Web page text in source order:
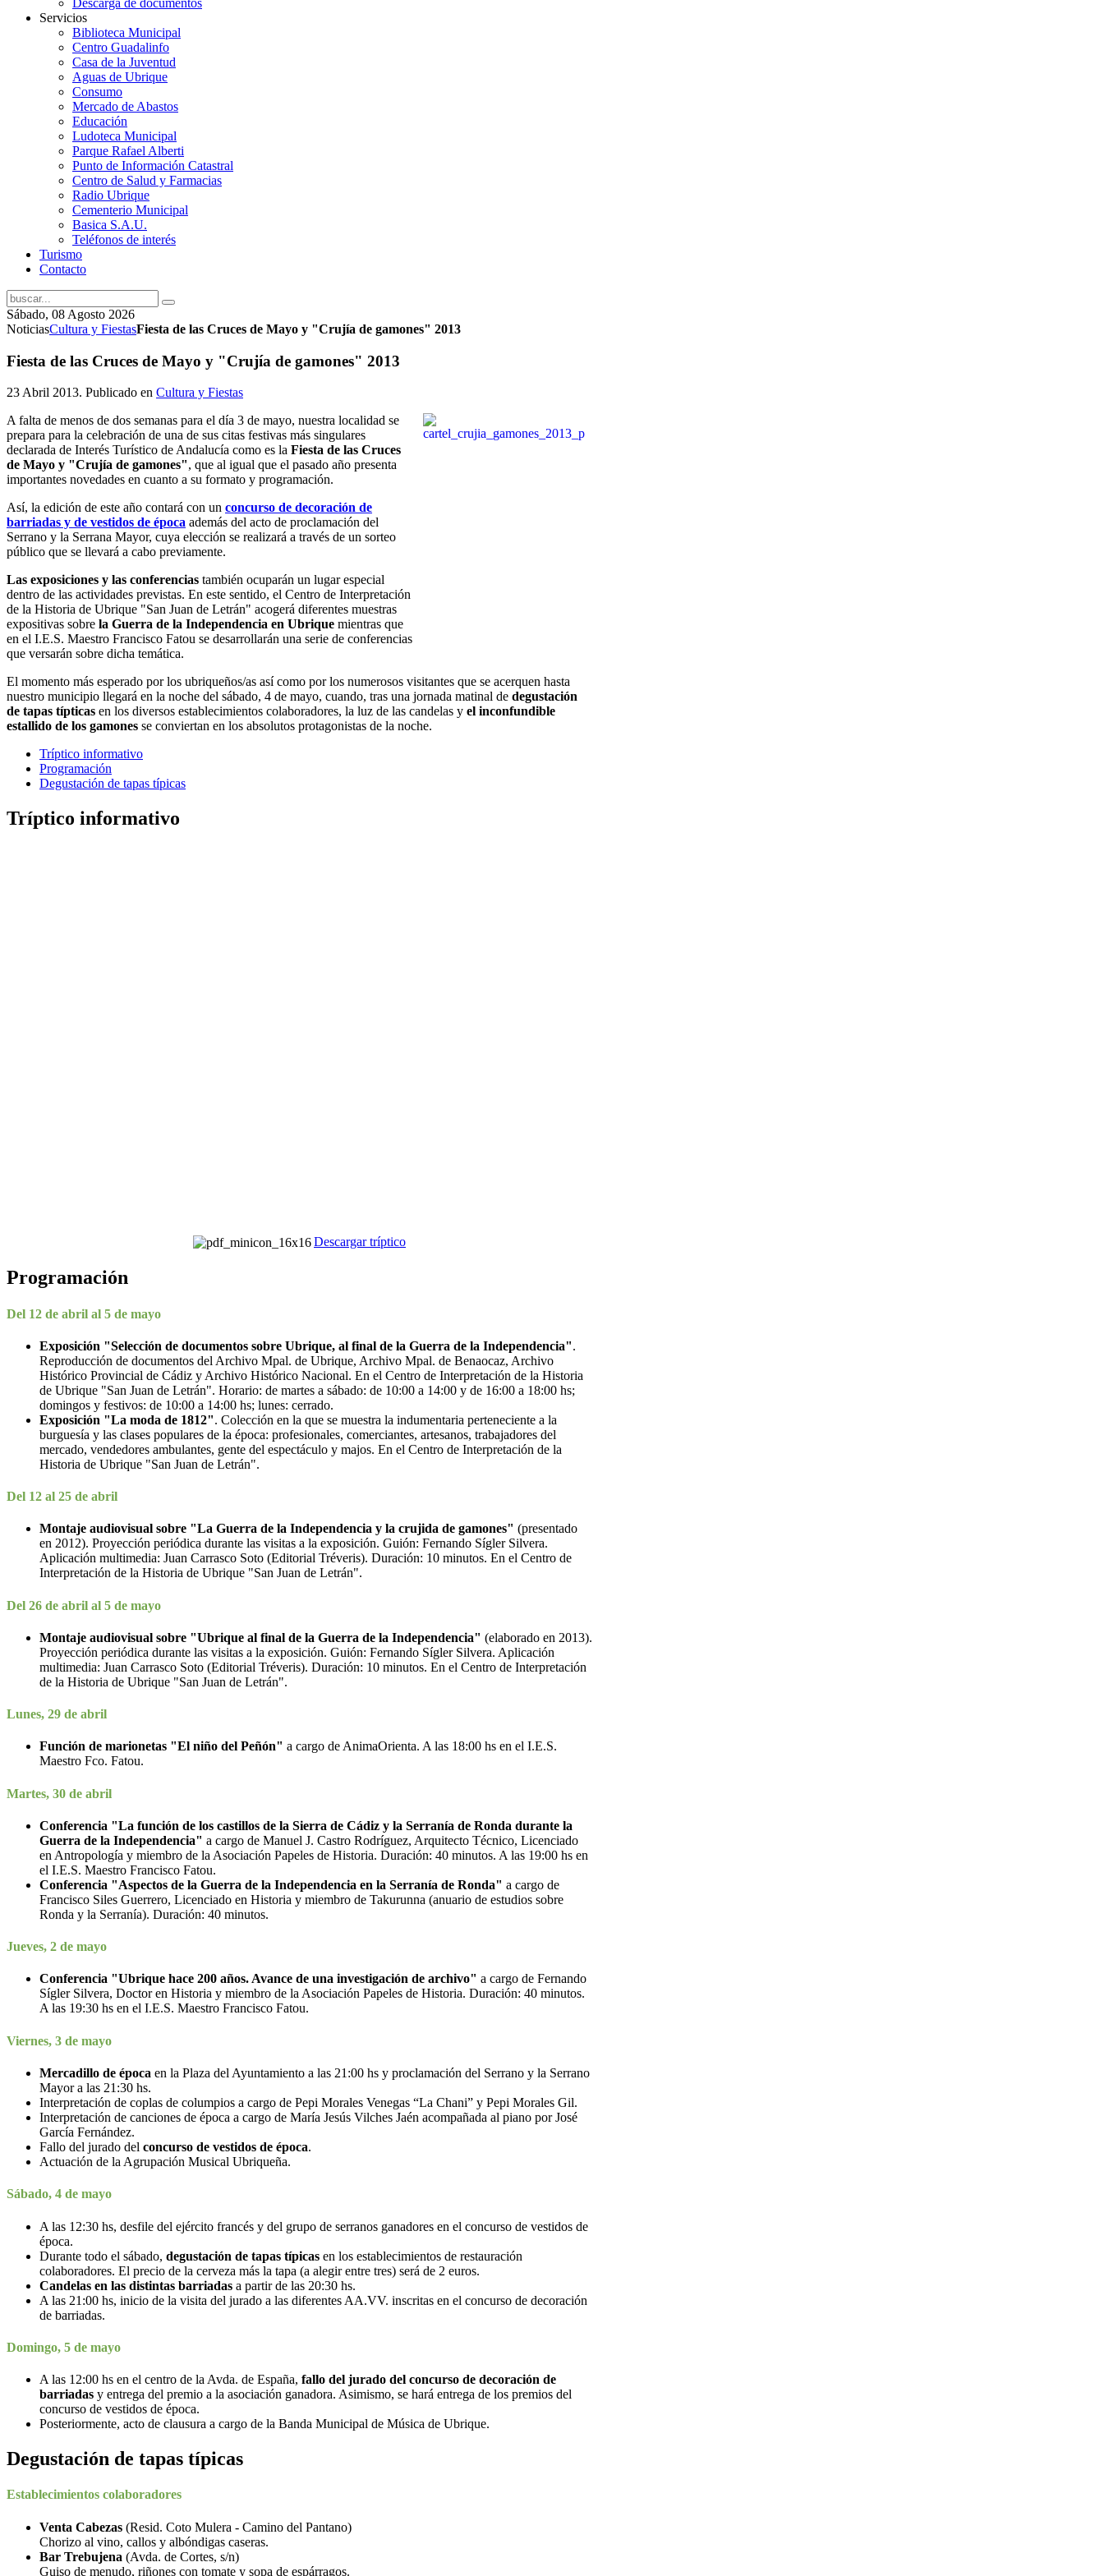
Servicios
Biblioteca Municipal
Centro Guadalinfo
Casa de la Juventud
Aguas de Ubrique
Consumo
Mercado de Abastos
Educación
Ludoteca Municipal
Parque Rafael Alberti
Punto de Información Catastral
Centro de Salud y Farmacias
Radio Ubrique
Cementerio Municipal
Basica S.A.U.
Teléfonos de interés
Turismo
Contacto
Sábado, 08 Agosto 2026
NoticiasCultura y FiestasFiesta de las Cruces de Mayo y "Crujía de gamones" 2013
Fiesta de las Cruces de Mayo y "Crujía de gamones" 2013
23 Abril 2013. Publicado en Cultura y Fiestas
A falta de menos de dos semanas para el día 3 de mayo, nuestra localidad se
prepara para la celebración de una de sus citas festivas más singulares
declarada de Interés Turístico de Andalucía como es la Fiesta de las Cruces
de Mayo y "Crujía de gamones", que al igual que el pasado año presenta
importantes novedades en cuanto a su formato y programación.
Así, la edición de este año contará con un concurso de decoración de
barriadas y de vestidos de época además del acto de proclamación del
Serrano y la Serrana Mayor, cuya elección se realizará a través de un sorteo
público que se llevará a cabo previamente.
Las exposiciones y las conferencias también ocuparán un lugar especial
dentro de las actividades previstas. En este sentido, el Centro de Interpretación
de la Historia de Ubrique "San Juan de Letrán" acogerá diferentes muestras
expositivas sobre la Guerra de la Independencia en Ubrique mientras que
en el I.E.S. Maestro Francisco Fatou se desarrollarán una serie de conferencias
que versarán sobre dicha temática.
El momento más esperado por los ubriqueños/as así como por los numerosos visitantes que se acerquen hasta
nuestro municipio llegará en la noche del sábado, 4 de mayo, cuando, tras una jornada matinal de degustación
de tapas típticas en los diversos establecimientos colaboradores, la luz de las candelas y el inconfundible
estallido de los gamones se conviertan en los absolutos protagonistas de la noche.
Tríptico informativo
Programación
Degustación de tapas típicas
Tríptico informativo
Descargar tríptico
Programación
Del 12 de abril al 5 de mayo
Exposición "Selección de documentos sobre Ubrique, al final de la Guerra de la Independencia".
Reproducción de documentos del Archivo Mpal. de Ubrique, Archivo Mpal. de Benaocaz, Archivo
Histórico Provincial de Cádiz y Archivo Histórico Nacional. En el Centro de Interpretación de la Historia
de Ubrique "San Juan de Letrán". Horario: de martes a sábado: de 10:00 a 14:00 y de 16:00 a 18:00 hs;
domingos y festivos: de 10:00 a 14:00 hs; lunes: cerrado.
Exposición "La moda de 1812". Colección en la que se muestra la indumentaria perteneciente a la
burguesía y las clases populares de la época: profesionales, comerciantes, artesanos, trabajadores del
mercado, vendedores ambulantes, gente del espectáculo y majos. En el Centro de Interpretación de la
Historia de Ubrique "San Juan de Letrán".
Del 12 al 25 de abril
Montaje audiovisual sobre "La Guerra de la Independencia y la crujida de gamones" (presentado
en 2012). Proyección periódica durante las visitas a la exposición. Guión: Fernando Sígler Silvera.
Aplicación multimedia: Juan Carrasco Soto (Editorial Tréveris). Duración: 10 minutos. En el Centro de
Interpretación de la Historia de Ubrique "San Juan de Letrán".
Del 26 de abril al 5 de mayo
Montaje audiovisual sobre "Ubrique al final de la Guerra de la Independencia" (elaborado en 2013).
Proyección periódica durante las visitas a la exposición. Guión: Fernando Sígler Silvera. Aplicación
multimedia: Juan Carrasco Soto (Editorial Tréveris). Duración: 10 minutos. En el Centro de Interpretación
de la Historia de Ubrique "San Juan de Letrán".
Lunes, 29 de abril
Función de marionetas "El niño del Peñón" a cargo de AnimaOrienta. A las 18:00 hs en el I.E.S.
Maestro Fco. Fatou.
Martes, 30 de abril
Conferencia "La función de los castillos de la Sierra de Cádiz y la Serranía de Ronda durante la
Guerra de la Independencia" a cargo de Manuel J. Castro Rodríguez, Arquitecto Técnico, Licenciado
en Antropología y miembro de la Asociación Papeles de Historia. Duración: 40 minutos. A las 19:00 hs en
el I.E.S. Maestro Francisco Fatou.
Conferencia "Aspectos de la Guerra de la Independencia en la Serranía de Ronda" a cargo de
Francisco Siles Guerrero, Licenciado en Historia y miembro de Takurunna (anuario de estudios sobre
Ronda y la Serranía). Duración: 40 minutos.
Jueves, 2 de mayo
Conferencia "Ubrique hace 200 años. Avance de una investigación de archivo" a cargo de Fernando
Sígler Silvera, Doctor en Historia y miembro de la Asociación Papeles de Historia. Duración: 40 minutos.
A las 19:30 hs en el I.E.S. Maestro Francisco Fatou.
Viernes, 3 de mayo
Mercadillo de época en la Plaza del Ayuntamiento a las 21:00 hs y proclamación del Serrano y la Serrano
Mayor a las 21:30 hs.
Interpretación de coplas de columpios a cargo de Pepi Morales Venegas “La Chani” y Pepi Morales Gil.
Interpretación de canciones de época a cargo de María Jesús Vilches Jaén acompañada al piano por José
García Fernández.
Fallo del jurado del concurso de vestidos de época.
Actuación de la Agrupación Musical Ubriqueña.
Sábado, 4 de mayo
A las 12:30 hs, desfile del ejército francés y del grupo de serranos ganadores en el concurso de vestidos de
época.
Durante todo el sábado, degustación de tapas típicas en los establecimientos de restauración
colaboradores. El precio de la cerveza más la tapa (a alegir entre tres) será de 2 euros.
Candelas en las distintas barriadas a partir de las 20:30 hs.
A las 21:00 hs, inicio de la visita del jurado a las diferentes AA.VV. inscritas en el concurso de decoración
de barriadas.
Domingo, 5 de mayo
A las 12:00 hs en el centro de la Avda. de España, fallo del jurado del concurso de decoración de
barriadas y entrega del premio a la asociación ganadora. Asimismo, se hará entrega de los premios del
concurso de vestidos de época.
Posteriormente, acto de clausura a cargo de la Banda Municipal de Música de Ubrique.
Degustación de tapas típicas
Establecimientos colaboradores
Venta Cabezas (Resid. Coto Mulera - Camino del Pantano)
Chorizo al vino, callos y albóndigas caseras.
Bar Trebujena (Avda. de Cortes, s/n)
Guiso de menudo, riñones con tomate y sopa de espárragos.